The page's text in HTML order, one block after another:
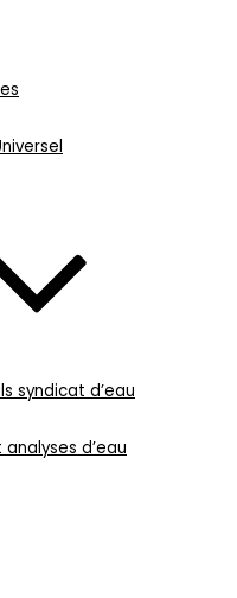
syndicat d’eau
d’eau